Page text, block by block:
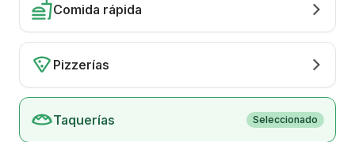
Comida rápida
Pizzerías
Taquerías Seleccionado